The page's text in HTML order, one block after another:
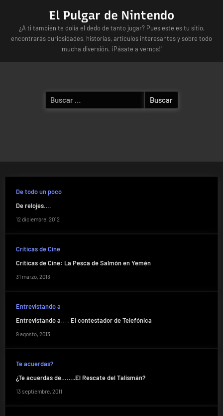
content
El Pulgar de Nintendo
¿A ti también te dolía el dedo de tanto jugar? Pues este es tu sitio,
encontrarás curiosidades, historias, artículos interesantes y sobre todo
mucha diversión. ¡Pásate a vernos!'
Buscar:
De todo un poco
De relojes….
12 diciembre, 2012
Críticas de Cine
Críticas de Cine: La Pesca de Salmón en Yemén
31 marzo, 2013
Entrevistando a
Entrevistando a….. El contestador de Telefónica
9 agosto, 2013
Te acuerdas?
¿Te acuerdas de……..El Rescate del Talismán?
13 septiembre, 2011